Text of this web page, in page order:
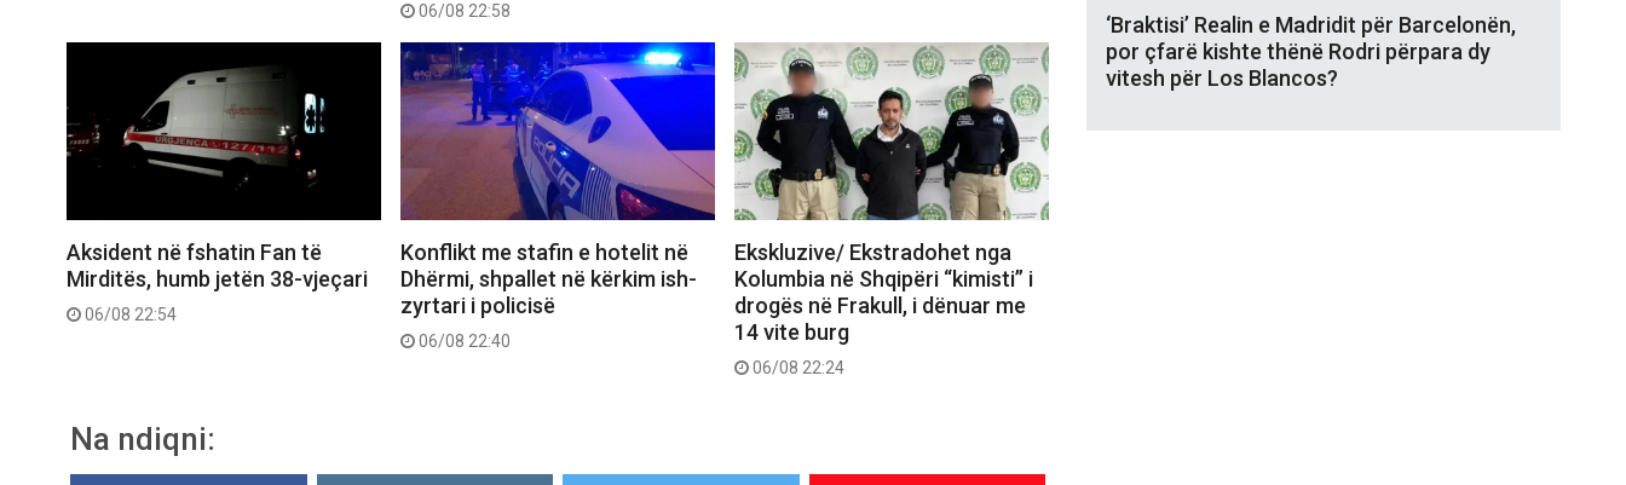
06/08 22:58
Aksident në fshatin Fan të
Mirditës, humb jetën 38-vjeçari
06/08 22:54
Konflikt me stafin e hotelit në
Dhërmi, shpallet në kërkim ish-
zyrtari i policisë
06/08 22:40
Ekskluzive/ Ekstradohet nga
Kolumbia në Shqipëri “kimisti” i
drogës në Frakull, i dënuar me
14 vite burg
06/08 22:24
Na ndiqni:
‘Braktisi’ Realin e Madridit për Barcelonën,
por çfarë kishte thënë Rodri përpara dy
vitesh për Los Blancos?